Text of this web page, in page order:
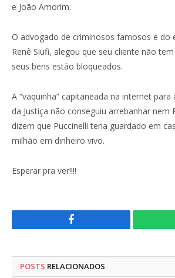
e João Amorim.
O advogado de criminosos famosos e do
Renê Siufi, alegou que seu cliente não
seus bens estão bloqueados.
A “vaquinha” capitaneada na internet para
da Justiça não conseguiu arrebanhar nem
dizem que Puccinelli teria guardado em
milhão em dinheiro vivo.
Esperar pra ver!!!!
Facebook
POSTS RELACIONADOS